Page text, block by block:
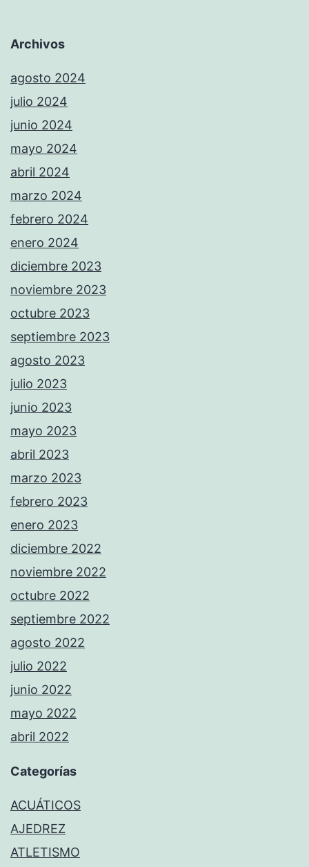
Archivos
agosto 2024
julio 2024
junio 2024
mayo 2024
abril 2024
marzo 2024
febrero 2024
enero 2024
diciembre 2023
noviembre 2023
octubre 2023
septiembre 2023
agosto 2023
julio 2023
junio 2023
mayo 2023
abril 2023
marzo 2023
febrero 2023
enero 2023
diciembre 2022
noviembre 2022
octubre 2022
septiembre 2022
agosto 2022
julio 2022
junio 2022
mayo 2022
abril 2022
Categorías
ACUÁTICOS
AJEDREZ
ATLETISMO